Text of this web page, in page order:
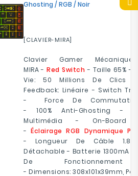
Ghosting / RGB / Noir
[CLAVIER-MIRA]
Clavier Gamer
Mécanique
MIRA- Red Switch - Taille 65% -
Vie: 50 Millions De Clics -
Feedback: Linéaire - Switch
-
Force De
-
100% Anti-Ghosting -
Multimédia -
On-Board
- Éclairage RGB Dynamique
- Longueur De Câble
Détachable - Batterie 1300mA -
De
- Dimensions: 308x101x39mm,